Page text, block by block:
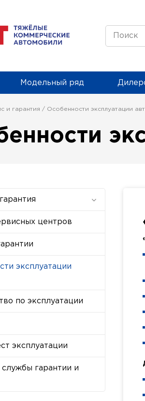
Модельный ряд
и гарантия Особенности эксплуатации
центров
эксплуатации
по эксплуатации
эксплуатации
службы гарантии и